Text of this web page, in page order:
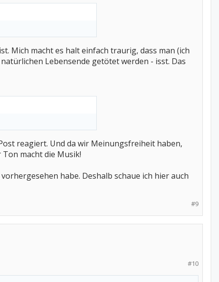
Mich macht es halt einfach traurig, dass man (ich
Lebensende getötet werden - isst. Das
reagiert. Und da wir Meinungsfreiheit haben,
macht die Musik!
habe. Deshalb schaue ich hier auch
#9
#10